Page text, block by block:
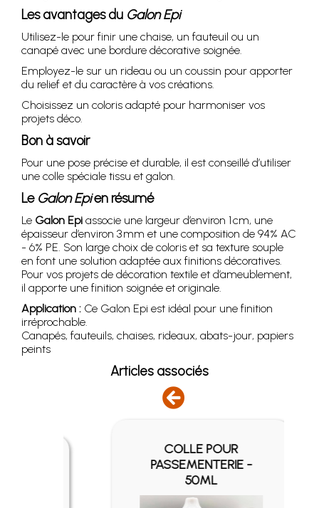
Les avantages du Galon Epi
Utilisez-le pour finir une chaise, un fauteuil ou un
canapé avec une bordure décorative soignée.
Employez-le sur un rideau ou un coussin pour apporter
du relief et du caractère à vos créations.
Choisissez un coloris adapté pour harmoniser vos
projets déco.
Bon à savoir
Pour une pose précise et durable, il est conseillé d’utiliser
une colle spéciale tissu et galon.
Le Galon Epien résumé
Le Galon Epi associe une largeur d’environ 1 cm, une
épaisseur d’environ 3 mm et une composition de 94% AC
- 6% PE. Son large choix de coloris et sa texture souple
en font une solution adaptée aux finitions décoratives.
Pour vos projets de décoration textile et d’ameublement,
il apporte une finition soignée et originale.
Application : Ce Galon Epi est idéal pour une finition
irréprochable.
Canapés, fauteuils, chaises, rideaux, abats-jour, papiers
peints
Articles associés
COLLE POUR
PASSEMENTERIE -
50ML